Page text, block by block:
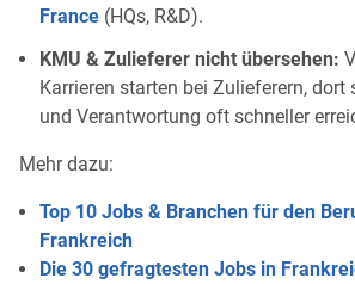
France (HQs, R&D).
KMU & Zulieferer nicht übersehen:
Karrieren starten bei Zulieferern, dort
und Verantwortung oft schneller
Mehr dazu:
Top 10 Jobs & Branchen für den
Frankreich
Die 30 gefragtesten Jobs in